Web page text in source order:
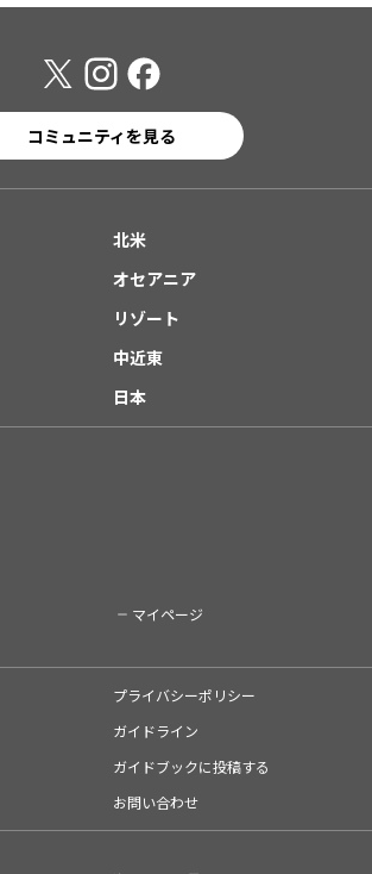
コミュニティを見る
北米
オセアニア
リゾート
中近東
日本
マイページ
プライバシーポリシー
ガイドライン
ガイドブックに投稿する
お問い合わせ